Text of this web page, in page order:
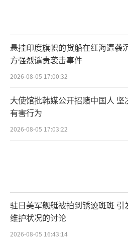
悬挂印度旗帜的货船在红海遭袭
方强烈谴责袭击事件
2026-08-05 17:00:32
大使馆批韩媒公开招赌中国人 坚
有害行为
2026-08-05 17:03:22
驻日美军舰艇被拍到锈迹斑斑 引
维护状况的讨论
2026-08-05 16:43:14